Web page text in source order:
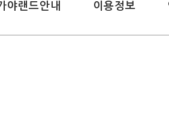
야랜드안내 이용정보